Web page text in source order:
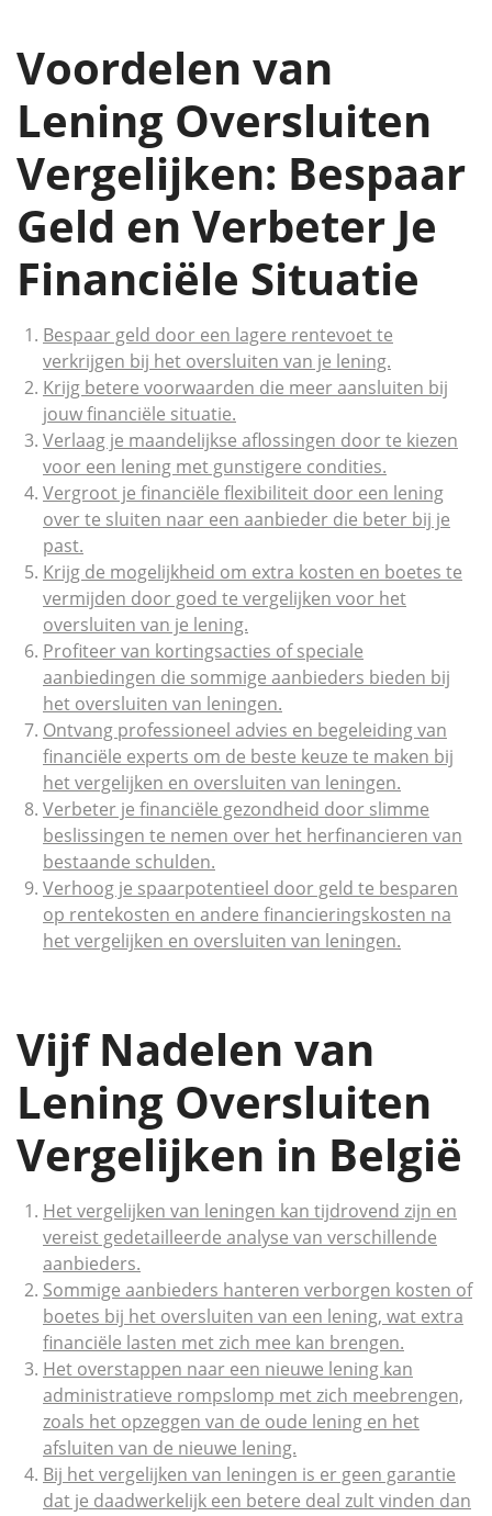
Voordelen van
Lening Oversluiten
Vergelijken: Bespaar
Geld en Verbeter Je
Financiële Situatie
Bespaar geld door een lagere rentevoet te
verkrijgen bij het oversluiten van je lening.
Krijg betere voorwaarden die meer aansluiten bij
jouw financiële situatie.
Verlaag je maandelijkse aflossingen door te kiezen
voor een lening met gunstigere condities.
Vergroot je financiële flexibiliteit door een lening
over te sluiten naar een aanbieder die beter bij je
past.
Krijg de mogelijkheid om extra kosten en boetes te
vermijden door goed te vergelijken voor het
oversluiten van je lening.
Profiteer van kortingsacties of speciale
aanbiedingen die sommige aanbieders bieden bij
het oversluiten van leningen.
Ontvang professioneel advies en begeleiding van
financiële experts om de beste keuze te maken bij
het vergelijken en oversluiten van leningen.
Verbeter je financiële gezondheid door slimme
beslissingen te nemen over het herfinancieren van
bestaande schulden.
Verhoog je spaarpotentieel door geld te besparen
op rentekosten en andere financieringskosten na
het vergelijken en oversluiten van leningen.
Vijf Nadelen van
Lening Oversluiten
Vergelijken in België
Het vergelijken van leningen kan tijdrovend zijn en
vereist gedetailleerde analyse van verschillende
aanbieders.
Sommige aanbieders hanteren verborgen kosten of
boetes bij het oversluiten van een lening, wat extra
financiële lasten met zich mee kan brengen.
Het overstappen naar een nieuwe lening kan
administratieve rompslomp met zich meebrengen,
zoals het opzeggen van de oude lening en het
afsluiten van de nieuwe lening.
Bij het vergelijken van leningen is er geen garantie
dat je daadwerkelijk een betere deal zult vinden dan